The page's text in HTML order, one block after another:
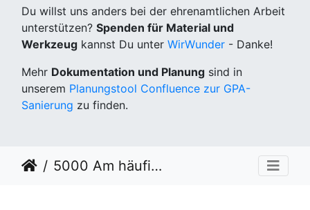
Du willst uns anders bei der ehrenamtlichen Arbeit
unterstützen? Spenden für Material und
Werkzeug kannst Du unter WirWunder - Danke!
Mehr Dokumentation und Planung sind in
unserem Planungstool Confluence zur GPA-
Sanierung zu finden.
5000 Am häufigsten angesehen